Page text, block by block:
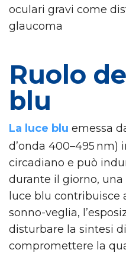
oculari gravi come
glaucoma
Ruolo
blu
La luce blu emessa
d’onda 400–495 nm)
circadiano e può
durante il giorno,
luce blu contribuisce
sonno-veglia,
disturbare la sintesi
compromettere la